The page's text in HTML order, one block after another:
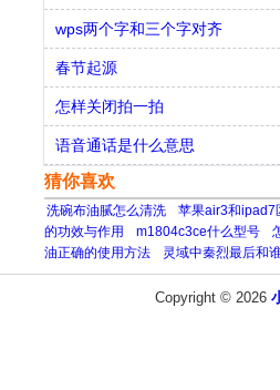
wps两个字和三个字对齐
春节起源
怎样关闭拍一拍
语音通话是什么意思
猜你喜欢
洗碗布油腻怎么清洗 苹果air3和ipad7
的功效与作用
m1804c3ce什么型号
油正确的使用方法
灵域中秦烈最后和
Copyright © 2026